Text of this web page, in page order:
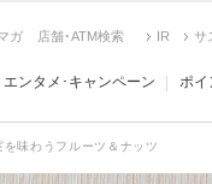
ガ 店舗･ATM検索 IR サ
エンタメ･キャンペーン ポイ
を味わうフルーツ＆ナッツ